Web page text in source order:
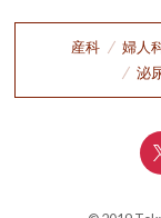
産科 婦人
泌